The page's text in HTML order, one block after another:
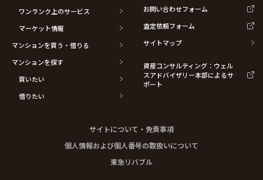
ワンランク上のサービス
マーケット情報
マンションを買う・借りる
マンションを探す
買いたい
借りたい
お問い合わせフォーム
査定依頼フォーム
サイトマップ
資産コンサルティング：ウェル
スアドバイザリー本部によるサ
ポート
サイトについて・免責事項
個人情報および個人番号の取扱いについて
東急リバブル